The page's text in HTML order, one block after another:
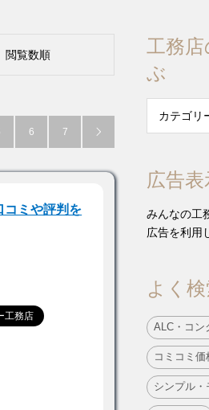
閲覧数順
6 7 
コミや評判を
工務店
工務
ぶ
広告表
みんなの工
広告を利用
よく
ALC・コン
コミコミ価
シンプル・